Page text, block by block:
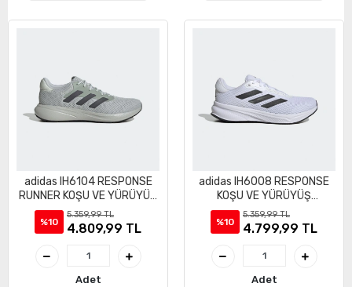
adidas IH6104 RESPONSE
RUNNER KOŞU VE YÜRÜYÜŞ
AYAKKABI
%10
5.359,99 TL
4.809,99 TL
Adet
adidas IH6008 RESPONSE
KOŞU VE YÜRÜYÜŞ
AYAKKABI
%10
5.359,99 TL
4.799,99 TL
Adet